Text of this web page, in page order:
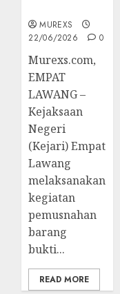
MUREXS
22/06/2026
0
‎Murexs.com,
EMPAT
LAWANG –
Kejaksaan
Negeri
(Kejari) Empat
Lawang
melaksanakan
kegiatan
pemusnahan
barang
bukti...
READ MORE